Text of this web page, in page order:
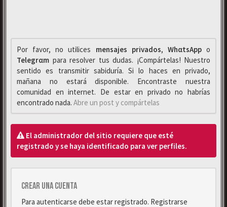
Por favor, no utilices mensajes privados, WhαtsAppo
Telegrαm para resolver tus dudas. ¡Compártelas! Nuestro
sentido es transmitir sabiduría. Si lo haces en privado,
mañana no estará disponible. Encontraste nuestra
comunidad en internet. De estar en privado no habrías
encontrado nada. Abre un post y compártelas
El administrador del sitio requiere que esté
registrado y se haya identificado para ver perfiles.
Crear una cuenta
Para autenticarse debe estar registrado. Registrarse